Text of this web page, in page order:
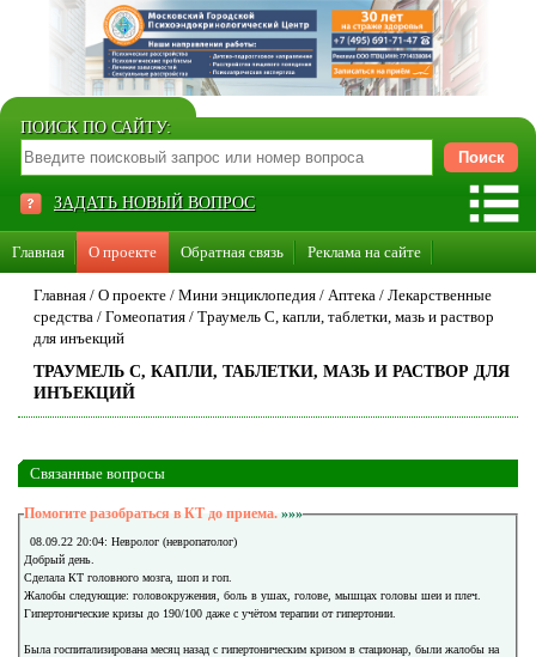
ПОИСК ПО САЙТУ:
ЗАДАТЬ НОВЫЙ ВОПРОС
Главная О проекте Обратная связь Реклама на сайте
Стать консультантом нашего сайта
Суперакция «Каждому врачу свой сайт»
Главная / О проекте / Мини энциклопедия / Аптека / Лекарственные
средства / Гомеопатия / Траумель C, капли, таблетки, мазь и раствор
для инъекций
ТРАУМЕЛЬ C, КАПЛИ, ТАБЛЕТКИ, МАЗЬ И РАСТВОР ДЛЯ
ИНЪЕКЦИЙ
Связанные вопросы
Помогите разобраться в КТ до приема. »»»
08.09.22 20:04: Невролог (невропатолог)
Добрый день.
Сделала КТ головного мозга, шоп и гоп.
Жалобы следующие: головокружения, боль в ушах, голове, мышцах головы шеи и плеч.
Гипертонические кризы до 190/100 даже с учётом терапии от гипертонии.
Была госпитализирована месяц назад с гипертоническим кризом в стационар, были жалобы на